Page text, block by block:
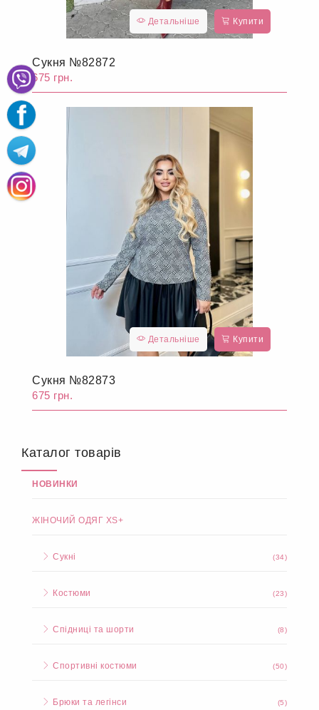
Детальніше Купити
Сукня №82872
675 грн.
Детальніше Купити
Сукня №82873
675 грн.
Каталог товарів
НОВИНКИ
ЖІНОЧИЙ ОДЯГ XS+
Сукні (34)
Костюми (23)
Спідниці та шорти (8)
Спортивні костюми (50)
Брюки та легінси (5)